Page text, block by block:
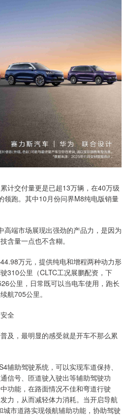
计交付量更是已超13万辆，在40万级
领跑。其中10月份问界M8纯电版销量
高端市场展现出强劲的产品力，是因为
含量一点也不含糊。
万元，提供纯电和增程两种动力形
310公里（CLTC工况展鹏配资，下
公里，日常既可以当电车使用，跑长
航705公里。
全
及，最明显的感受就是开车不那么累
辅助驾驶系统，可以实现车道保持、
信号、匝道驶入驶出等辅助驾驶功
功能，在路面情况不佳和弯道行驶
力，从而减轻体力消耗。当开启导航
市道路实现领航辅助功能，协助驾驶